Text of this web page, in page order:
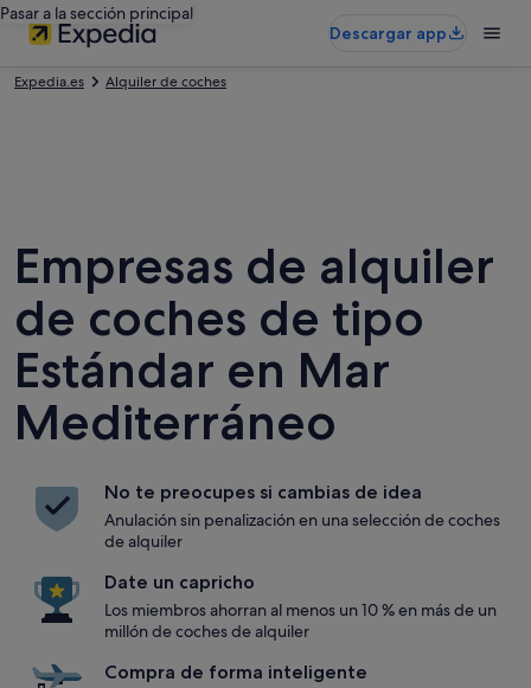
Pasar a la sección principal
Descargar app
Expedia.es Alquiler de coches
Empresas de alquiler
de coches de tipo
Estándar en Mar
Mediterráneo
No te preocupes si cambias de idea
Anulación sin penalización en una selección de coches
de alquiler
Date un capricho
Los miembros ahorran al menos un 10 % en más de un
millón de coches de alquiler
Compra de forma inteligente